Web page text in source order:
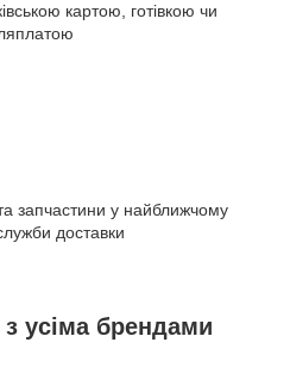
картою, готівкою чи
запчастини у найближчому
доставки
усіма брендами